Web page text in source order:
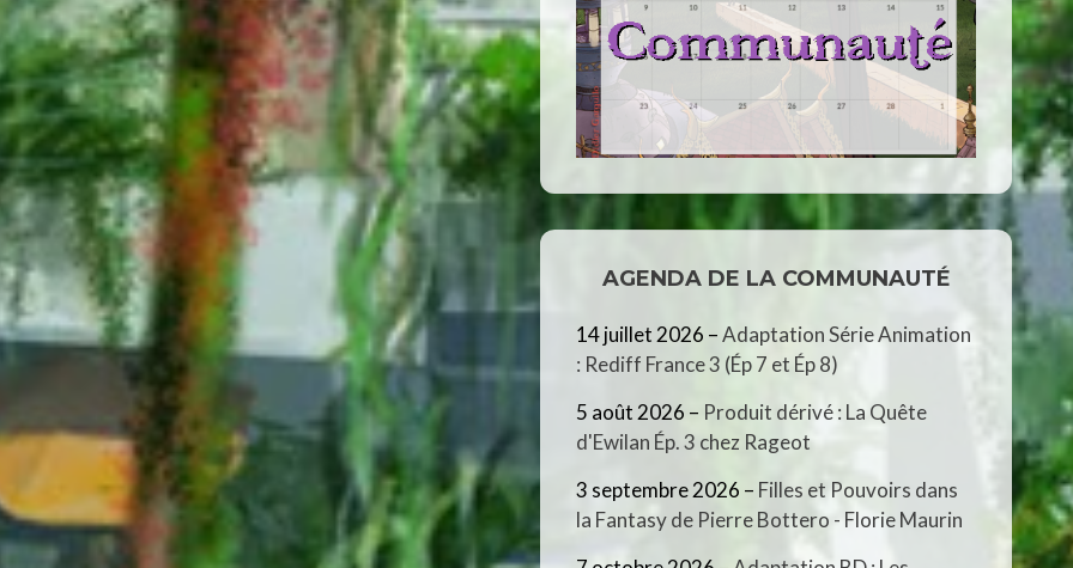
AGENDA DE LA COMMUNAUTÉ
14 juillet 2026 –Adaptation Série Animation
: Rediff France 3 (Ép 7 et Ép 8)
5 août 2026 – Produit dérivé : La Quête
d'Ewilan Ép. 3 chez Rageot
3 septembre 2026 – Filles et Pouvoirs dans
la Fantasy de Pierre Bottero - Florie Maurin